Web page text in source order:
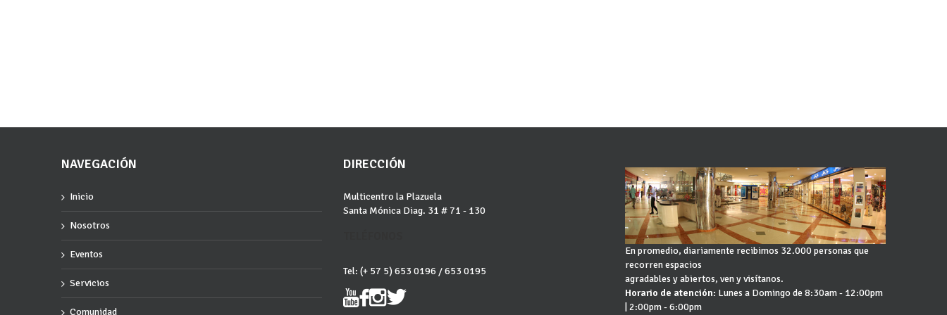
NAVEGACIÓN
Inicio
Nosotros
Eventos
Servicios
Comunidad
DIRECCIÓN
Multicentro la Plazuela
Santa Mónica Diag. 31 # 71 - 130
Tel: (+ 57 5) 653 0196 / 653 0195
En promedio, diariamente recibimos 32.000 personas que
recorren espacios
agradables y abiertos, ven y visítanos.
Horario de atención: Lunes a Domingo de 8:30am - 12:00pm
| 2:00pm - 6:00pm